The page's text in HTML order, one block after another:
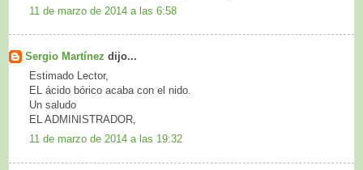
11 de marzo de 2014 a las 6:58
Sergio Martínez dijo...
Estimado Lector,
EL ácido bórico acaba con el nido.
Un saludo
EL ADMINISTRADOR,
11 de marzo de 2014 a las 19:32